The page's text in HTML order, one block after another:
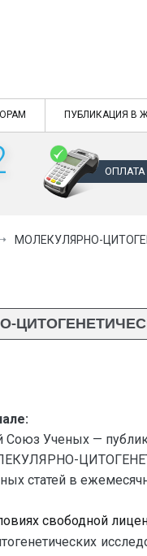
ПУБЛИКАЦИЯ В
МОЛЕКУЛЯРНО-
Союз Ученых —
статей в
свободной